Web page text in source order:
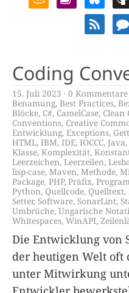
Coding
15. Juli 2023 0 Kommentare
Benamung, Best Practices,
Blöcke, C#, CamelCase, Clean
Conventions, Creative
Entwicklung, Exceptions,
HTML, IBM,IDE, IOCCC, Java,
Klasse, Komplexität,
Leerzeichen,Leerzeilen,
lisp-case, Maven, Methode,
Package, PHP, Präfix,
Python, Quellcode, Quelltext,
Setter, Software, SonarLint,
Umbrüche, Ungarische
Whitespaces, WinAPI,
Die Entwicklung von
der heutigen Welt oft
unter Mitwirkung